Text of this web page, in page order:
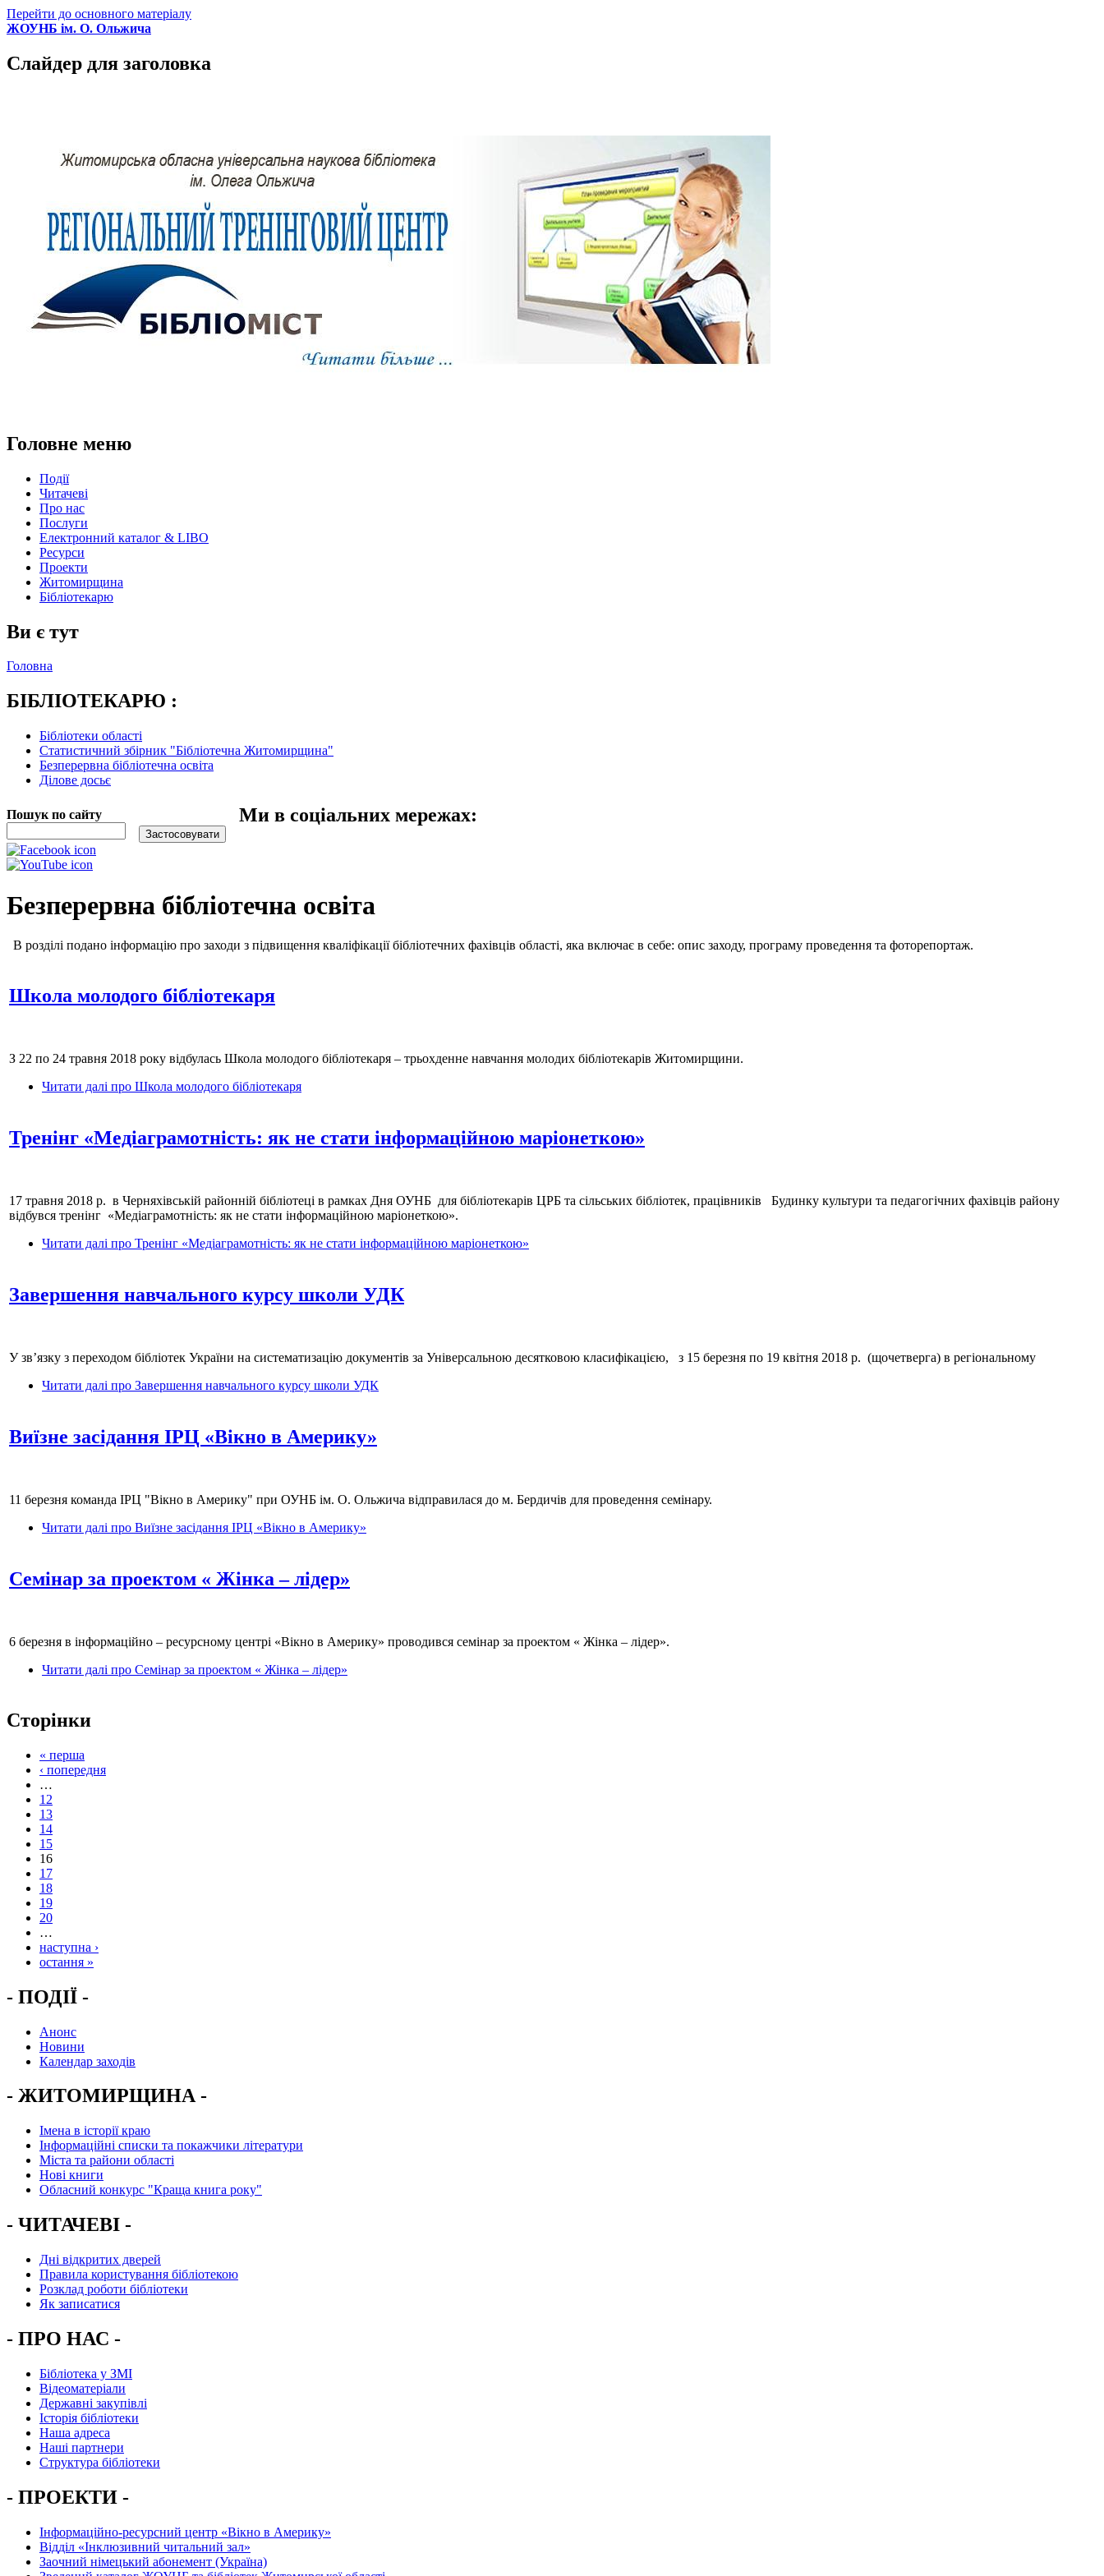
Перейти до основного матеріалу
ЖОУНБ ім. О. Ольжича
Слайдер для заголовка
Головне меню
Події
Читачеві
Про нас
Послуги
Електронний каталог & LIBO
Ресурси
Проекти
Житомирщина
Бібліотекарю
Ви є тут
Головна
БІБЛІОТЕКАРЮ :
Бібліотеки області
Статистичний збірник "Бібліотечна Житомирщина"
Безперервна бібліотечна освіта
Ділове досьє
Пошук по сайту Ми в соціальних мережах:
Безперервна бібліотечна освіта
В розділі подано інформацію про заходи з підвищення кваліфікації бібліотечних фахівців області, яка включає в себе: опис заходу, програму проведення та фоторепортаж.
Школа молодого бібліотекаря
З 22 по 24 травня 2018 року відбулась Школа молодого бібліотекаря – трьохденне навчання молодих бібліотекарів Житомирщини.
Читати далі про Школа молодого бібліотекаря
Тренінг «Медіаграмотність: як не стати інформаційною маріонеткою»
17 травня 2018 р. в Черняхівській районній бібліотеці в рамках Дня ОУНБ для бібліотекарів ЦРБ та сільських бібліотек, працівників Будинку культури та педагогічних фахівців району
відбувся тренінг «Медіаграмотність: як не стати інформаційною маріонеткою».
Читати далі про Тренінг «Медіаграмотність: як не стати інформаційною маріонеткою»
Завершення навчального курсу школи УДК
У зв’язку з переходом бібліотек України на систематизацію документів за Універсальною десятковою класифікацією, з 15 березня по 19 квітня 2018 р. (щочетверга) в регіональному
Читати далі про Завершення навчального курсу школи УДК
Виїзне засідання ІРЦ «Вікно в Америку»
11 березня команда ІРЦ "Вікно в Америку" при ОУНБ ім. О. Ольжича відправилася до м. Бердичів для проведення семінару.
Читати далі про Виїзне засідання ІРЦ «Вікно в Америку»
Семінар за проектом « Жінка – лідер»
6 березня в інформаційно – ресурсному центрі «Вікно в Америку» проводився семінар за проектом « Жінка – лідер».
Читати далі про Семінар за проектом « Жінка – лідер»
Сторінки
« перша
‹ попередня
…
12
13
14
15
16
17
18
19
20
…
наступна ›
остання »
- ПОДІЇ -
Анонс
Новини
Календар заходів
- ЖИТОМИРЩИНА -
Імена в історії краю
Інформаційні списки та покажчики літератури
Міста та райони області
Нові книги
Обласний конкурс "Краща книга року"
- ЧИТАЧЕВІ -
Дні відкритих дверей
Правила користування бібліотекою
Розклад роботи бібліотеки
Як записатися
- ПРО НАС -
Бібліотека у ЗМІ
Відеоматеріали
Державні закупівлі
Історія бібліотеки
Наша адреса
Наші партнери
Структура бібліотеки
- ПРОЕКТИ -
Інформаційно-ресурсний центр «Вікно в Америку»
Вiддiл «Інклюзивний читальний зал»
Заочний німецький абонемент (Україна)